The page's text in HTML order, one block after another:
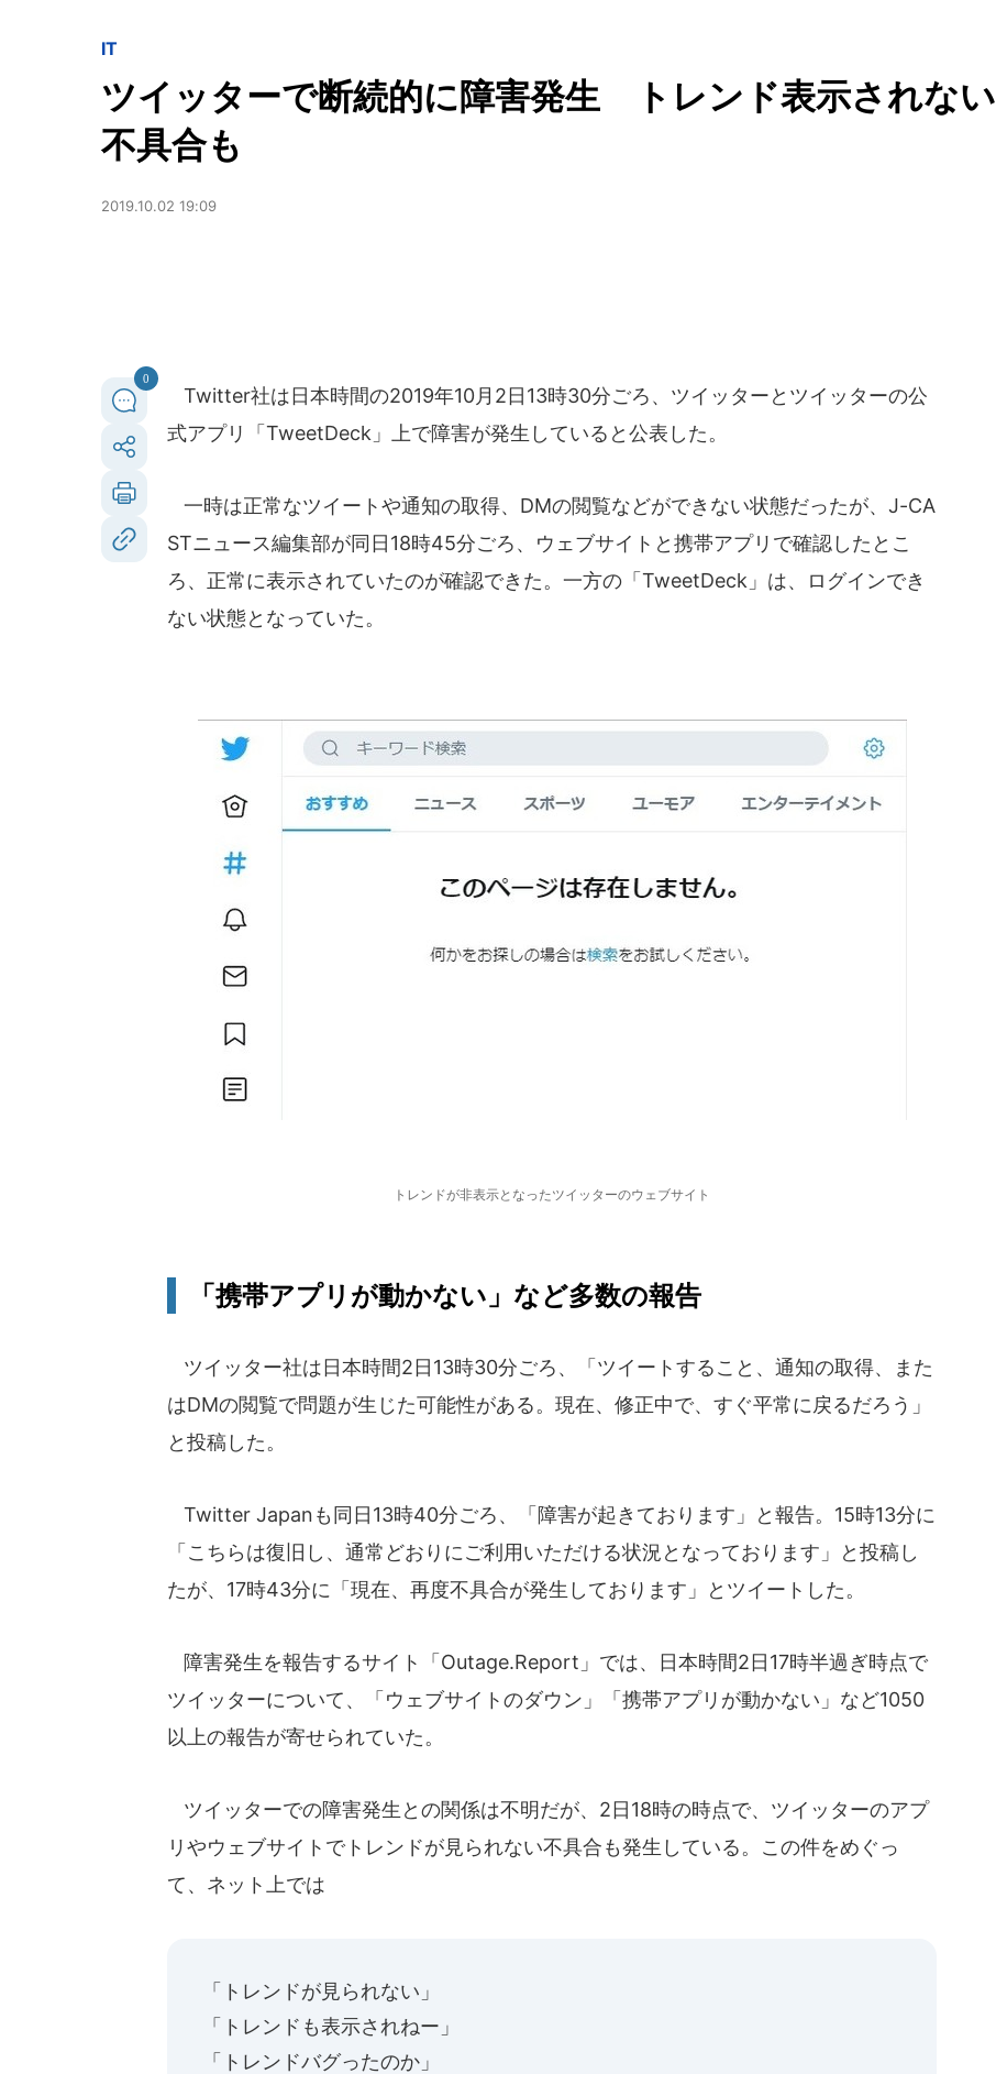
IT
ツイッターで断続的に障害発生 トレンド表示されない
不具合も
2019.10.02 19:09
0
Twitter社は日本時間の2019年10月2日13時30分ごろ、ツイッターとツイッターの公
式アプリ「TweetDeck」上で障害が発生していると公表した。
一時は正常なツイートや通知の取得、DMの閲覧などができない状態だったが、J-CA
STニュース編集部が同日18時45分ごろ、ウェブサイトと携帯アプリで確認したとこ
ろ、正常に表示されていたのが確認できた。一方の「TweetDeck」は、ログインでき
ない状態となっていた。
トレンドが非表示となったツイッターのウェブサイト
「携帯アプリが動かない」など多数の報告
ツイッター社は日本時間2日13時30分ごろ、「ツイートすること、通知の取得、また
はDMの閲覧で問題が生じた可能性がある。現在、修正中で、すぐ平常に戻るだろう」
と投稿した。
Twitter Japanも同日13時40分ごろ、「障害が起きております」と報告。15時13分に
「こちらは復旧し、通常どおりにご利用いただける状況となっております」と投稿し
たが、17時43分に「現在、再度不具合が発生しております」とツイートした。
障害発生を報告するサイト「Outage.Report」では、日本時間2日17時半過ぎ時点で
ツイッターについて、「ウェブサイトのダウン」「携帯アプリが動かない」など1050
以上の報告が寄せられていた。
ツイッターでの障害発生との関係は不明だが、2日18時の時点で、ツイッターのアプ
リやウェブサイトでトレンドが見られない不具合も発生している。この件をめぐっ
て、ネット上では
「トレンドが見られない」
「トレンドも表示されねー」
「トレンドバグったのか」